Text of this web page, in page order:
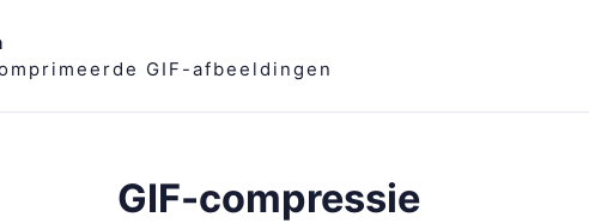
GIF-afbeeldingen
GIF-compressie